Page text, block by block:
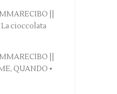
||
La cioccolata
||
QUANDO •